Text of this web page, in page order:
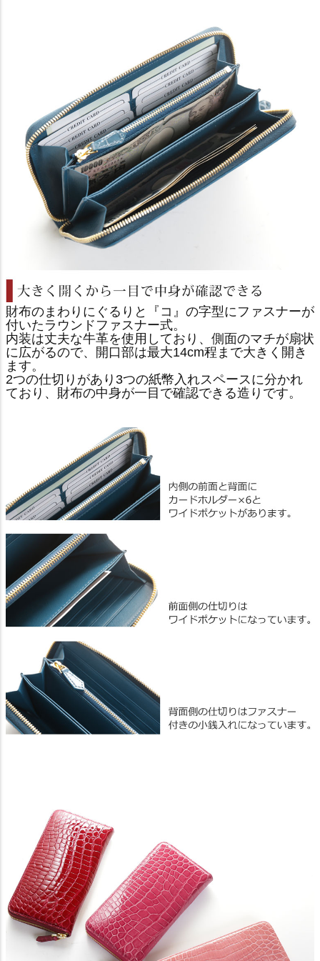
財布のまわりにぐるりと『コ』の字型にファスナーが
付いたラウンドファスナー式。
内装は丈夫な牛革を使用しており、側面のマチが扇状
に広がるので、開口部は最大14cm程まで大きく開き
ます。
2つの仕切りがあり3つの紙幣入れスペースに分かれ
ており、財布の中身が一目で確認できる造りです。